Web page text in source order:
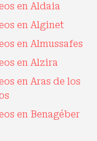
en Aldaia
en Alginet
en Almussafes
en Alzira
en Aras de los
en Benagéber